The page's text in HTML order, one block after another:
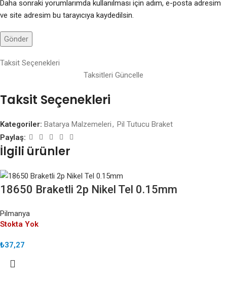
Daha sonraki yorumlarımda kullanılması için adım, e-posta adresim
ve site adresim bu tarayıcıya kaydedilsin.
Taksit Seçenekleri
Taksitleri Güncelle
Taksit Seçenekleri
Kategoriler: Batarya Malzemeleri, Pil Tutucu Braket
Paylaş:
İlgili ürünler
18650 Braketli 2p Nikel Tel 0.15mm
Pilmanya
Stokta Yok
₺37,27